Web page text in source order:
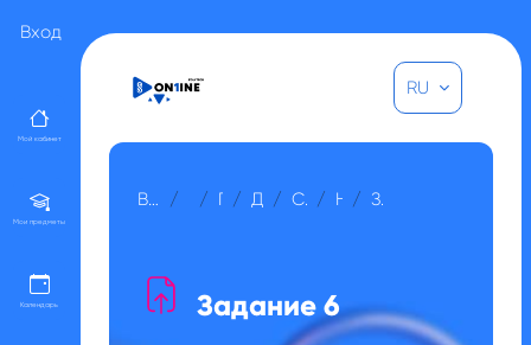
Вход
Мой кабинет
Мои предметы
Календарь
RU
В начало Курсы Прочее Для гостей Социология Неделя 6 Задание 6
Задание 6